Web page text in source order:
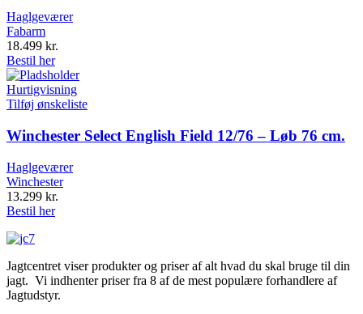
Haglgeværer
Fabarm
18.499 kr.
Bestil her
Hurtigvisning
Tilføj ønskeliste
Winchester Select English Field 12/76 – Løb 76 cm.
Haglgeværer
Winchester
13.299 kr.
Bestil her
Jagtcentret viser produkter og priser af alt hvad du skal bruge til din
jagt. Vi indhenter priser fra 8 af de mest populære forhandlere af
Jagtudstyr.